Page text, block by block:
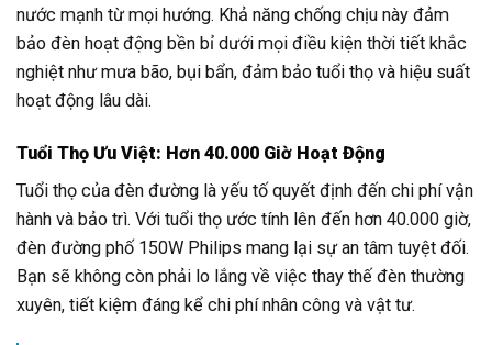
nước mạnh từ mọi hướng. Khả năng chống chịu này đảm
bảo đèn hoạt động bền bỉ dưới mọi điều kiện thời tiết khắc
nghiệt như mưa bão, bụi bẩn, đảm bảo tuổi thọ và hiệu suất
hoạt động lâu dài.
Tuổi Thọ Ưu Việt: Hơn 40.000 Giờ Hoạt Động
Tuổi thọ của đèn đường là yếu tố quyết định đến chi phí vận
hành và bảo trì. Với tuổi thọ ước tính lên đến hơn 40.000 giờ,
đèn đường phố 150W Philips mang lại sự an tâm tuyệt đối.
Bạn sẽ không còn phải lo lắng về việc thay thế đèn thường
xuyên, tiết kiệm đáng kể chi phí nhân công và vật tư.